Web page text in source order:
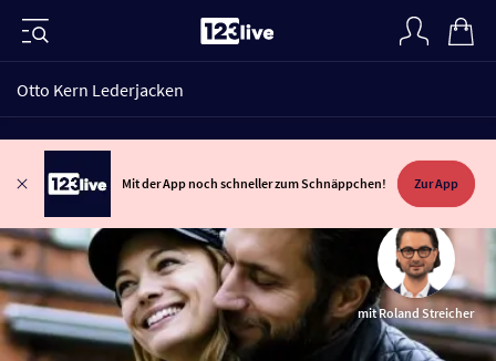
Otto Kern Lederjacken
Mit der App noch schneller zum Schnäppchen! Zur App
mit Roland Streicher